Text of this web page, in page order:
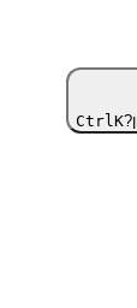
CtrlK